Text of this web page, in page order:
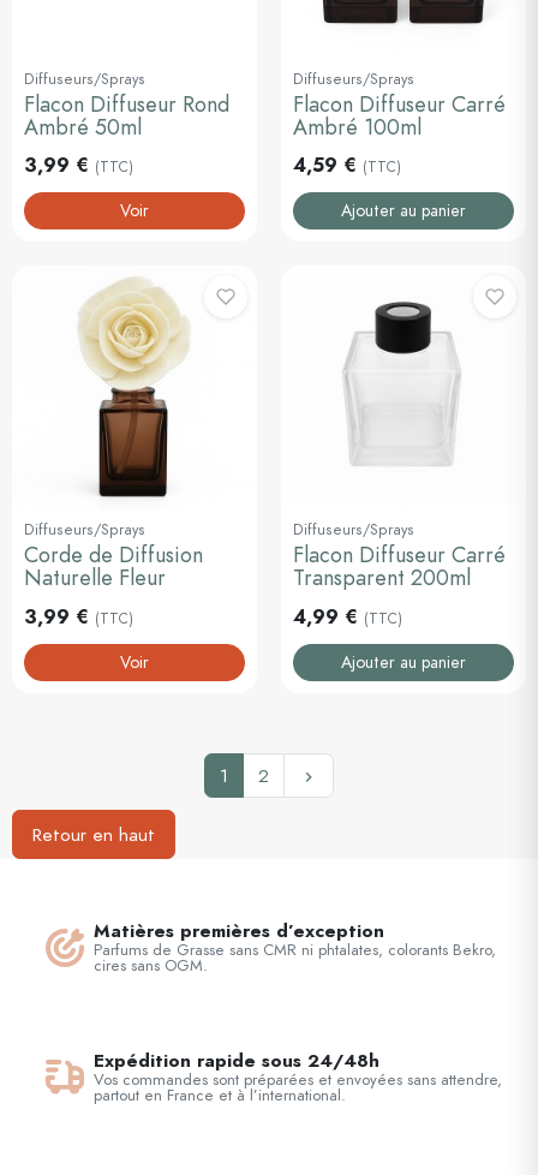
Diffuseurs/Sprays
Flacon Diffuseur Rond
Ambré 50ml
3,99 € (TTC)
Voir
Diffuseurs/Sprays
Flacon Diffuseur Carré
Ambré 100ml
4,59 € (TTC)
Ajouter au panier
Diffuseurs/Sprays
Corde de Diffusion
Naturelle Fleur
3,99 € (TTC)
Voir
Diffuseurs/Sprays
Flacon Diffuseur Carré
Transparent 200ml
4,99 € (TTC)
Ajouter au panier
1 2 keyboard_arrow_right
Retour en haut
Matières premières d’exception
Parfums de Grasse sans CMR ni phtalates, colorants Bekro,
cires sans OGM.
Expédition rapide sous 24/48h
Vos commandes sont préparées et envoyées sans attendre,
partout en France et à l’international.